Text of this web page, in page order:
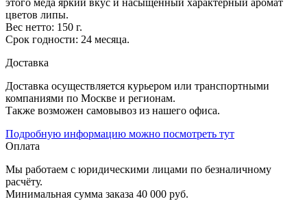
цветов липы.
Вес нетто: 150 г.
Срок годности: 24 месяца.
Доставка
Доставка осуществляется курьером или транспортными
компаниями по Москве и регионам.
Также возможен самовывоз из нашего офиса.
Подробную информацию можно посмотреть тут
Оплата
Мы работаем с юридическими лицами по безналичному
расчёту.
Минимальная сумма заказа 40 000 руб.